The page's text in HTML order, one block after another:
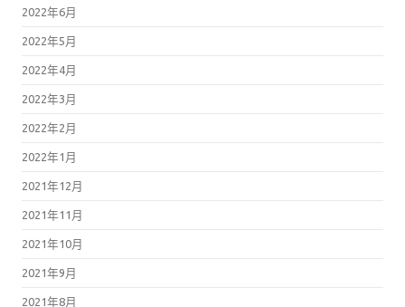
2022年6月
2022年5月
2022年4月
2022年3月
2022年2月
2022年1月
2021年12月
2021年11月
2021年10月
2021年9月
2021年8月